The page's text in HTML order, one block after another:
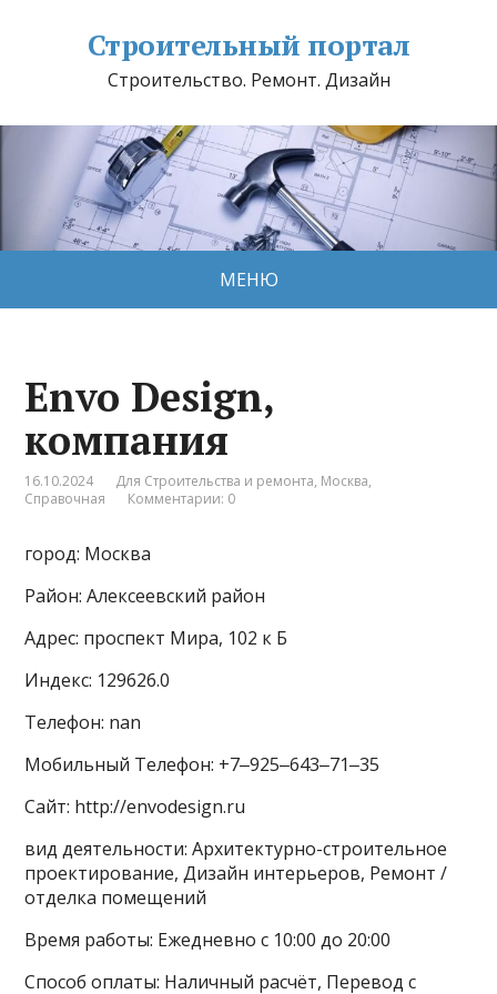
Строительный портал
Строительство. Ремонт. Дизайн
МЕНЮ
Envo Design,
компания
16.10.2024 Для Строительства и ремонта, Москва,
Справочная
Комментарии: 0
город: Москва
Район: Алексеевский район
Адрес: проспект Мира, 102 к Б
Индекс: 129626.0
Телефон: nan
Мобильный Телефон: +7‒925‒643‒71‒35
Сайт: http://envodesign.ru
вид деятельности: Архитектурно-строительное
проектирование, Дизайн интерьеров, Ремонт /
отделка помещений
Время работы: Ежедневно с 10:00 до 20:00
Способ оплаты: Наличный расчёт, Перевод с